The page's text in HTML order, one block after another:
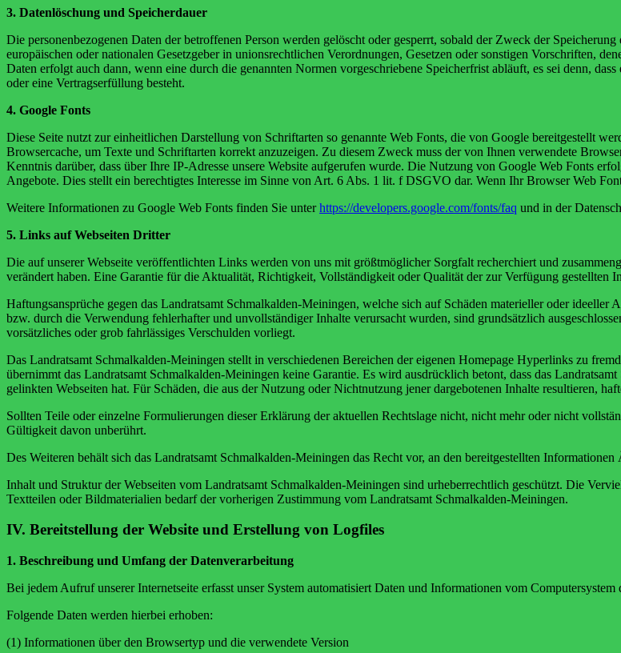
3. Datenlöschung und Speicherdauer
Die personenbezogenen Daten der betroffenen Person werden gelöscht oder gesperrt, sobald der Zweck der
europäischen oder nationalen Gesetzgeber in unionsrechtlichen Verordnungen, Gesetzen oder sonstigen Vorschriften,
Daten erfolgt auch dann, wenn eine durch die genannten Normen vorgeschriebene Speicherfrist abläuft, es sei denn,
oder eine Vertragserfüllung besteht.
4. Google Fonts
Diese Seite nutzt zur einheitlichen Darstellung von Schriftarten so genannte Web Fonts, die von Google bereitgestellt
Browsercache, um Texte und Schriftarten korrekt anzuzeigen. Zu diesem Zweck muss der von Ihnen verwendete
Kenntnis darüber, dass über Ihre IP-Adresse unsere Website aufgerufen wurde. Die Nutzung von Google Web Fonts
Angebote. Dies stellt ein berechtigtes Interesse im Sinne von Art. 6 Abs. 1 lit. f DSGVO dar. Wenn Ihr Browser Web
Weitere Informationen zu Google Web Fonts finden Sie unterhttps://developers.google.com/fonts/faq und in der
5. Links auf Webseiten Dritter
Die auf unserer Webseite veröffentlichten Links werden von uns mit größtmöglicher Sorgfalt recherchiert und
verändert haben. Eine Garantie für die Aktualität, Richtigkeit, Vollständigkeit oder Qualität der zur Verfügung gestellten
Haftungsansprüche gegen das Landratsamt Schmalkalden-Meiningen, welche sich auf Schäden materieller oder
bzw. durch die Verwendung fehlerhafter und unvollständiger Inhalte verursacht wurden, sind grundsätzlich
vorsätzliches oder grob fahrlässiges Verschulden vorliegt.
Das Landratsamt Schmalkalden-Meiningen stellt in verschiedenen Bereichen der eigenen Homepage Hyperlinks zu
übernimmt das Landratsamt Schmalkalden-Meiningen keine Garantie. Es wird ausdrücklich betont, dass das
gelinkten Webseiten hat. Für Schäden, die aus der Nutzung oder Nichtnutzung jener dargebotenen Inhalte resultieren,
Sollten Teile oder einzelne Formulierungen dieser Erklärung der aktuellen Rechtslage nicht, nicht mehr oder nicht
Gültigkeit davon unberührt.
Des Weiteren behält sich das Landratsamt Schmalkalden-Meiningen das Recht vor, an den bereitgestellten
Inhalt und Struktur der Webseiten vom Landratsamt Schmalkalden-Meiningen sind urheberrechtlich geschützt. Die
Textteilen oder Bildmaterialien bedarf der vorherigen Zustimmung vom Landratsamt Schmalkalden-Meiningen.
IV. Bereitstellung der Website und Erstellung von Logfiles
1. Beschreibung und Umfang der Datenverarbeitung
Bei jedem Aufruf unserer Internetseite erfasst unser System automatisiert Daten und Informationen vom Computersystem
Folgende Daten werden hierbei erhoben:
(1) Informationen über den Browsertyp und die verwendete Version